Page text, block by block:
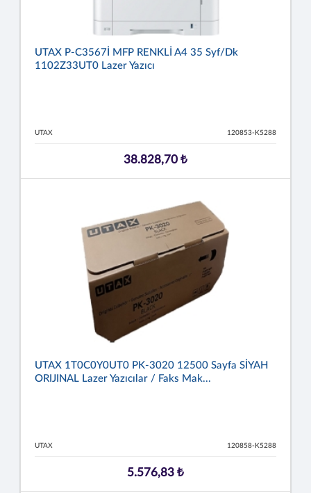
UTAX P-C3567İ MFP RENKLİ A4 35 Syf/dk
1102Z33UT0 Lazer Yazıcı
UTAX 120853-K5288
38.828,70 ₺
UTAX 1T0C0Y0UT0 PK-3020 12500 Sayfa SİYAH
ORIJINAL Lazer Yazıcılar / Faks Mak...
UTAX 120858-K5288
5.576,83 ₺